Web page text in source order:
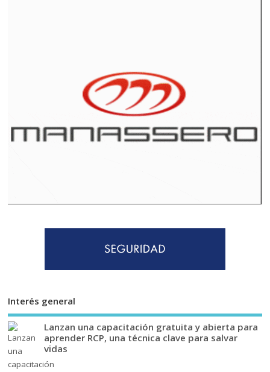
Interés general
Lanzan una capacitación gratuita y abierta para
aprender RCP, una técnica clave para salvar
vidas